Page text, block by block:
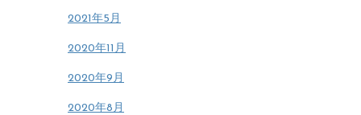
2021年5月
2020年11月
2020年9月
2020年8月